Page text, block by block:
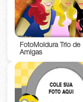
FotoMoldura Trio de
Amigas